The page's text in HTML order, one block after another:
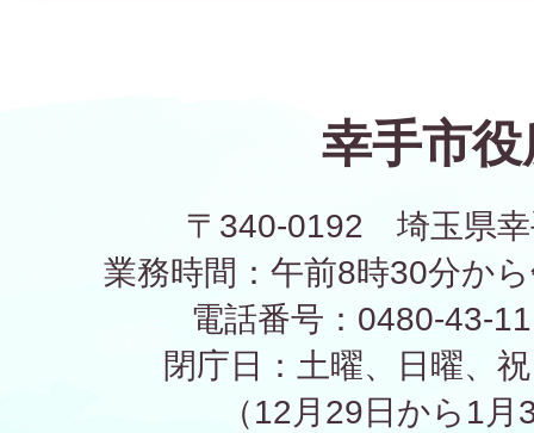
幸手市役
〒340-0192 埼玉県幸
業務時間：午前8時30分か
電話番号：0480-43-
閉庁日：土曜、日曜、
（12月29日から1